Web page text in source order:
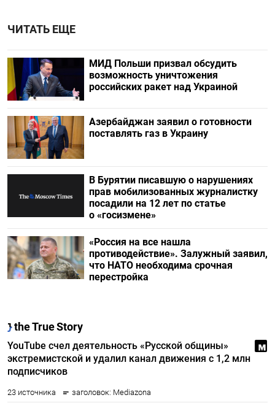
ЧИТАТЬ ЕЩЕ
МИД Польши призвал обсудить
возможность уничтожения
российских ракет над Украиной
Азербайджан заявил о готовности
поставлять газ в Украину
В Бурятии писавшую о нарушениях
прав мобилизованных журналистку
посадили на 12 лет по статье
о «госизмене»
«Россия на все нашла
противодействие». Залужный заявил,
что НАТО необходима срочная
перестройка